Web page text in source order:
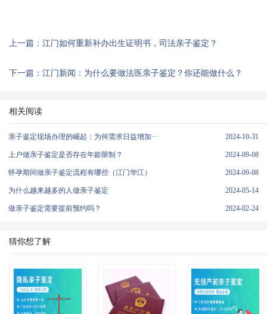
上一篇：江门如何重新补办出生证明书，司法亲子鉴定？
下一篇：江门新闻：为什么要做法医亲子鉴定？你还能做什么？
相关阅读
亲子鉴定现场办理的崛起：为何需求日益增加··· 2024-10-31
上户做亲子鉴定是否存在年龄限制？ 2024-09-08
怀孕期间做亲子鉴定流程有哪些（江门华江） 2024-09-08
为什么越来越多的人做亲子鉴定 2024-05-14
做亲子鉴定需要提前预约吗？ 2024-02-24
猜你想了解